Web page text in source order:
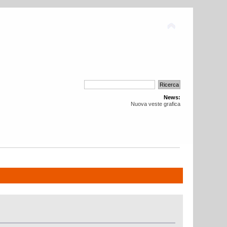
News:
Nuova veste grafica